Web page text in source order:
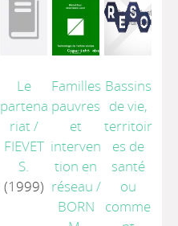
Le
partena
riat/
FIEVET
S.
(1999)
Familles
pauvres
et
interven
tion en
réseau /
BORN
Bassins
de vie,
territoir
es de
santé
ou
comme